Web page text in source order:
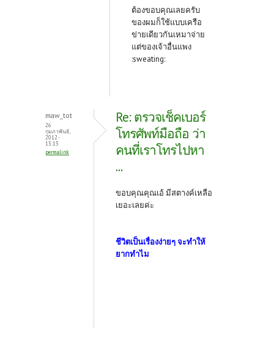
ต้องขอบคุณเลยครับ
ของผมก็ใช้แบบเครือ
ข่ายเดียวกันเหมาจ่าย
แต่ของเจ้าอื่นแพง
:sweating:
maw_tot
26
กุมภาพันธ์,
2012 -
13:13
permalink
Re: ตรวจเช็คเบอร์
โทรศัพท์มือถือ ว่า
คนที่เราโทรไปหา
...
ขอบคุณคุณเอ้ มีสตางค์เหลือ
เยอะเลยค่ะ
ชีวิตเป็นเรื่องง่ายๆ จะทำให้
ยากทำไม